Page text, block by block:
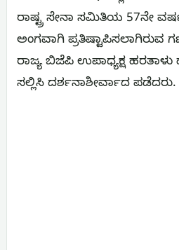
ರಾಷ್ಟ್ರ ಸೇನಾ ಸಮಿತಿಯ 57ನೇ
ಅಂಗವಾಗಿ
ರಾಜ್ಯ ಬಿಜೆಪಿ ಉಪಾಧ್ಯಕ್ಷ
ಸಲ್ಲಿಸಿ ದರ್ಶನಾಶೀರ್ವಾದ ಪಡೆದರು.